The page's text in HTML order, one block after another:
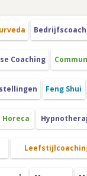
Coaching
Feng Shui
Horeca